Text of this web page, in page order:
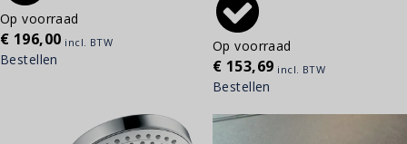
Op voorraad
€ 196,00 incl. BTW
Bestellen
Op voorraad
€ 153,69 incl. BTW
Bestellen